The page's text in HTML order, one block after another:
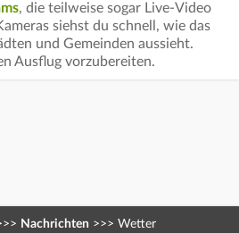
, die teilweise sogar Live-Video
siehst du schnell, wie das
und Gemeinden aussieht.
Ausflug vorzubereiten.
Nachrichten >>> Wetter